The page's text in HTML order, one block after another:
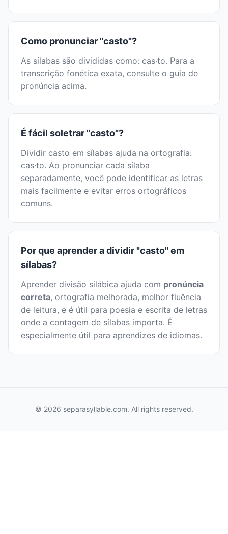
Como pronunciar "casto"?
As sílabas são divididas como: cas·to. Para a
transcrição fonética exata, consulte o guia de
pronúncia acima.
É fácil soletrar "casto"?
Dividir casto em sílabas ajuda na ortografia:
cas·to. Ao pronunciar cada sílaba
separadamente, você pode identificar as letras
mais facilmente e evitar erros ortográficos
comuns.
Por que aprender a dividir "casto" em
sílabas?
Aprender divisão silábica ajuda com pronúncia
correta, ortografia melhorada, melhor fluência
de leitura, e é útil para poesia e escrita de letras
onde a contagem de sílabas importa. É
especialmente útil para aprendizes de idiomas.
© 2026 separasyllable.com. All rights reserved.